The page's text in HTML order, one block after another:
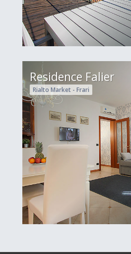
Residence Falier
Rialto Market - Frari